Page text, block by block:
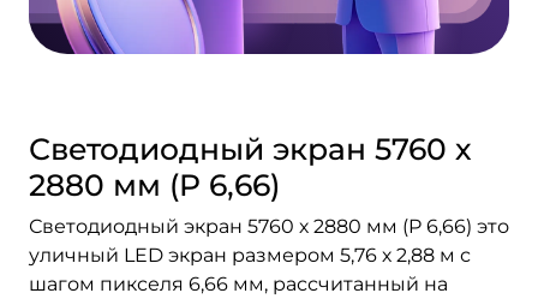
Светодиодный экран 5760 х
2880 мм (P 6,66)
Светодиодный экран 5760 х 2880 мм (P 6,66) это
уличный LED экран размером 5,76 х 2,88 м с
шагом пикселя 6,66 мм, рассчитанный на